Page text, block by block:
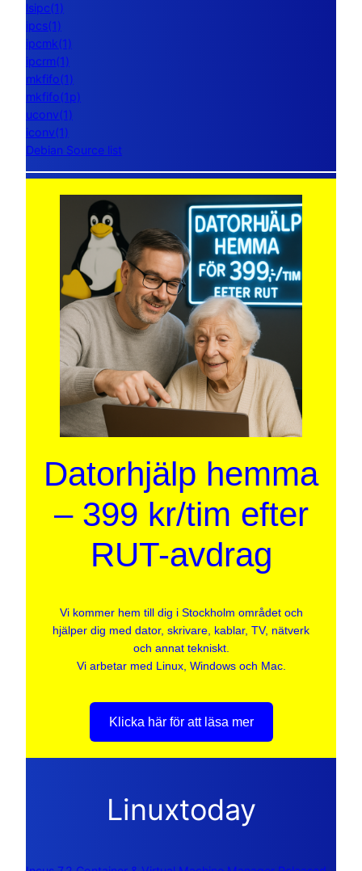
lsipc(1)
ipcs(1)
ipcmk(1)
ipcrm(1)
mkfifo(1)
mkfifo(1p)
uconv(1)
iconv(1)
Debian Source list
Datorhjälp hemma
– 399 kr/tim efter
RUT-avdrag
Vi kommer hem till dig i Stockholm området och
hjälper dig med dator, skrivare, kablar, TV, nätverk
och annat tekniskt.
Vi arbetar med Linux, Windows och Mac.
Klicka här för att läsa mer
Linuxtoday